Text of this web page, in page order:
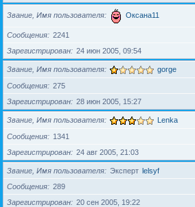
Звание, Имя пользователя Оксана11
Сообщения
2241
Зарегистрирован
24 июн 2005, 09:54
Звание, Имя пользователя gorge
Сообщения
275
Зарегистрирован
28 июн 2005, 15:27
Звание, Имя пользователя Lenka
Сообщения
1341
Зарегистрирован
24 авг 2005, 21:03
Звание, Имя пользователя Эксперт lelsyf
Сообщения
289
Зарегистрирован
20 сен 2005, 19:22